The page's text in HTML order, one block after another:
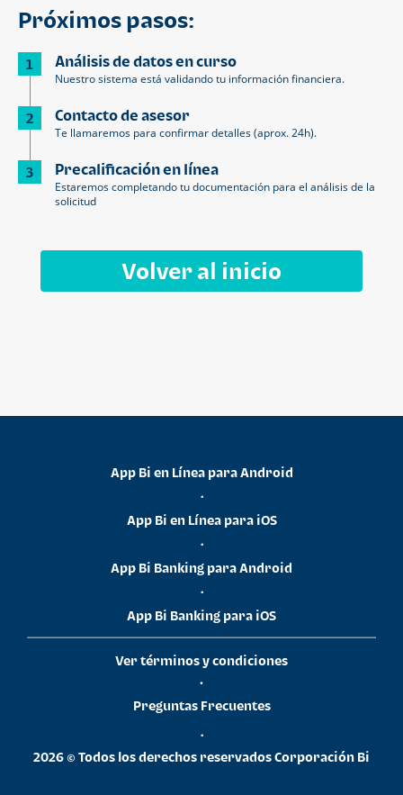
Próximos pasos:
1 Análisis de datos en curso
Nuestro sistema está validando tu información financiera.
2 Contacto de asesor
Te llamaremos para confirmar detalles (aprox. 24h).
3 Precalificación en línea
Estaremos completando tu documentación para el análisis de la
solicitud
Volver al inicio
App Bi en Línea para Android
•
App Bi en Línea para iOS
•
App Bi Banking para Android
•
App Bi Banking para iOS
Ver términos y condiciones
•
Preguntas Frecuentes
•
2026 © Todos los derechos reservados Corporación Bi